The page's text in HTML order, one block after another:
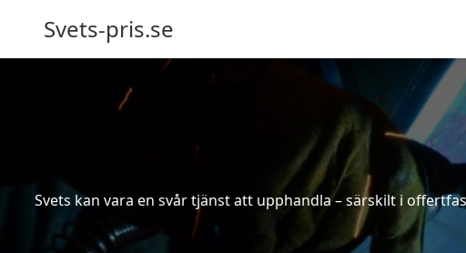
Svets-pris.se
Svets kan vara en svår tjänst att upphandla – särskilt i